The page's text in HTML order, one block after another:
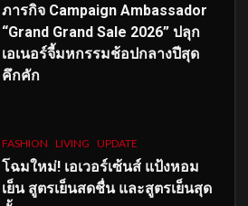
ภารกิจ Campaign Ambassador
“Grand Grand Sale 2026” ปลุก
เอเนอร์จี้มหกรรมช้อปกลางปีสุด
คึกคัก
FASHION LIVING UPDATE
โฉมใหม่! เอเวอร์เซ้นส์ แป้งหอม
เย็น สูตรเย็นสดชื่น และสูตรเย็นสุด